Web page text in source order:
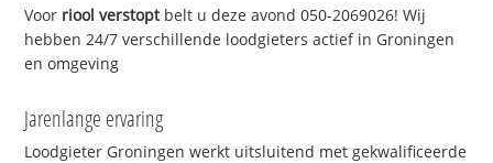
Voor riool verstoptbelt u deze avond 050-2069026! Wij
hebben 24/7 verschillende loodgieters actief in Groningen
en omgeving
Jarenlange ervaring
Loodgieter Groningen werkt uitsluitend met gekwalificeerde